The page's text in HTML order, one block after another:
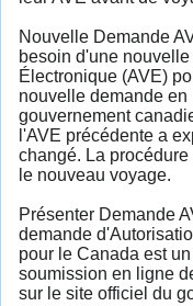
Nouvelle Demande
besoin d'une
Électronique (AVE)
nouvelle demande
gouvernement
l'AVE précédente a
changé. La
le nouveau voyage.
Présenter Demande
demande
pour le Canada est
soumission en ligne
sur le site officiel du